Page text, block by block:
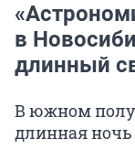
в
длинный
В южном
длинная ночь